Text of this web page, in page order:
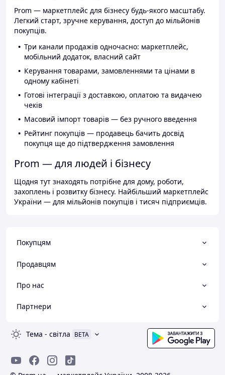
Prom — маркетплейс для бізнесу будь-якого масштабу.
Легкий старт, зручне керування, доступ до мільйонів
покупців.
Три канали продажів одночасно: маркетплейс,
мобільний додаток, власний сайт
Керування товарами, замовленнями та цінами в
одному кабінеті
Готові інтеграції з доставкою, оплатою та видачею
чеків
Масовий імпорт товарів — без ручного введення
Рейтинг покупців — продавець бачить досвід
покупця ще до підтвердження замовлення
Prom — для людей і бізнесу
Щодня тут знаходять потрібне для дому, роботи,
захоплень і розвитку бізнесу. Найбільший маркетплейс
України — для мільйонів покупців і тисяч підприємців.
Покупцям
Продавцям
Про нас
Партнери
Тема - світла BETA